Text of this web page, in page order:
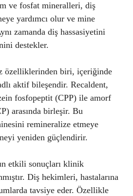
ve fosfat mineralleri, diş
yardımcı olur ve mine
zamanda diş hassasiyetini
destekler.
özelliklerinden biri, içeriğinde
aktif bileşendir. Recaldent,
fosfopeptit (CPP) ile amorf
arasında birleşir. Bu
remineralize etmeye
yeniden güçlendirir.
etkili sonuçları klinik
Diş hekimleri, hastalarına
tavsiye eder. Özellikle